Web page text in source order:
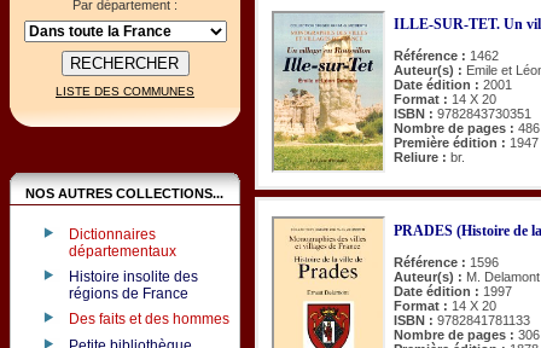
Par département :
LISTE DES COMMUNES
NOS AUTRES COLLECTIONS...
Dictionnaires
départementaux
Histoire insolite des
régions de France
Des faits et des hommes
ILLE-SUR-TET. Un
Référence : 1462
Auteur(s) : Emile et
Date édition : 2001
Format : 14 X 20
ISBN : 9782843730351
Nombre de pages : 486
Première édition : 1947
Reliure : br.
PRADES (Histoire de
Référence : 1596
Auteur(s) : M. Delamont
Date édition : 1997
Format : 14 X 20
ISBN : 9782841781133
Nombre de pages : 306